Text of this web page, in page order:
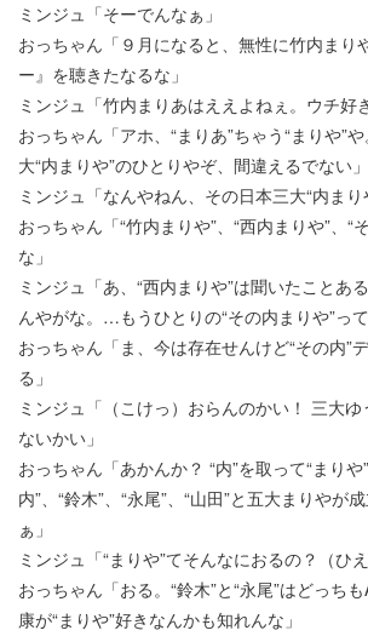
ミンジュ「そーでんなぁ」
おっちゃん「９月になると、無性に竹内まり
ー』を聴きたなるな」
ミンジュ「竹内まりあはええよねぇ。ウチ好
おっちゃん「アホ、“まりあ”ちゃう“まりや”
大“内まりや”のひとりやぞ、間違えるでない」
ミンジュ「なんやねん、その日本三大“内まり
おっちゃん「“竹内まりや”、“西内まりや”、“
な」
ミンジュ「あ、“西内まりや”は聞いたことあ
んやがな。…もうひとりの“その内まりや”って
おっちゃん「ま、今は存在せんけど“その内”
る」
ミンジュ「（こけっ）おらんのかい！ 三大
ないかい」
おっちゃん「あかんか？ “内”を取って“まりや
内”、“鈴木”、“永尾”、“山田”と五大まりやが
ぁ」
ミンジュ「“まりや”てそんなにおるの？（ひえ
おっちゃん「おる。“鈴木”と“永尾”はどっち
康が“まりや”好きなんかも知れんな」